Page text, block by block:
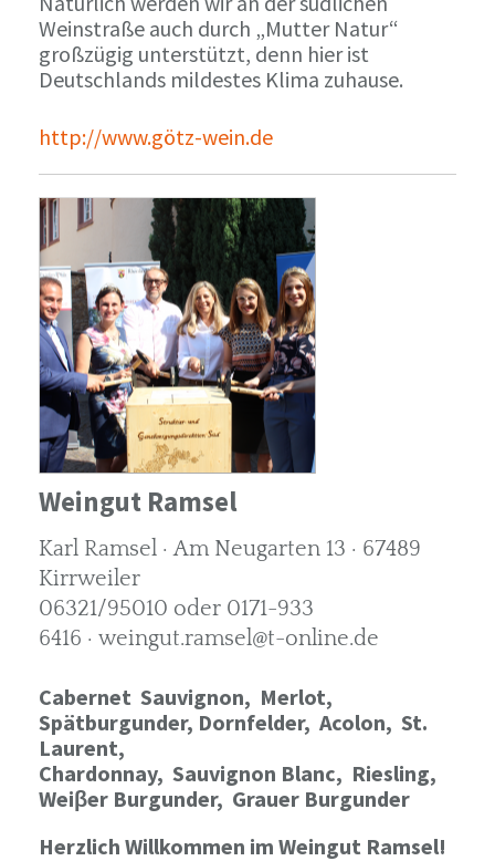
Weinstraße auch durch „Mutter Natur“
großzügig unterstützt, denn hier ist
Deutschlands mildestes Klima zuhause.
http://www.götz-wein.de
Weingut Ramsel
Karl Ramsel · Am Neugarten 13 · 67489
Kirrweiler
06321/95010 oder 0171-933
6416 · weingut.ramsel@t-online.de
Cabernet Sauvignon, Merlot,
Spätburgunder, Dornfelder, Acolon, St.
Laurent,
Chardonnay, Sauvignon Blanc, Riesling,
Weiβer Burgunder, Grauer Burgunder
Herzlich Willkommen im Weingut Ramsel!